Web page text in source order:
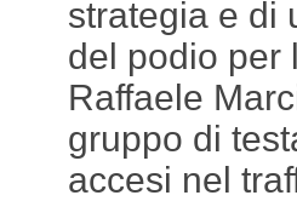
strategia e di
del podio per
Raffaele
gruppo di
accesi nel